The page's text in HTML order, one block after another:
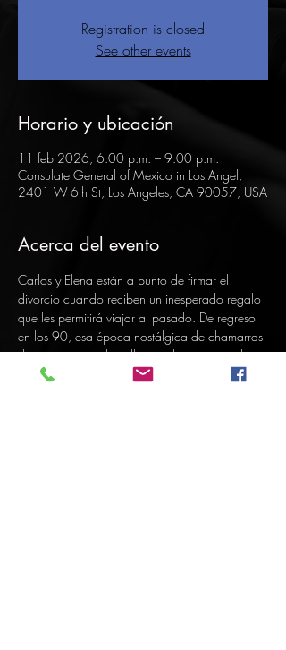
Registration is closed
See other events
Horario y ubicación
11 feb 2026, 6:00 p.m. – 9:00 p.m.
Consulate General of Mexico in Los Angel,
2401 W 6th St, Los Angeles, CA 90057, USA
Acerca del evento
Carlos y Elena están a punto de firmar el
divorcio cuando reciben un inesperado regalo
que les permitirá viajar al pasado. De regreso
en los 90, esa época nostálgica de chamarras
de cuero, peinados alborotados y pop-rock,
buscarán cambiar su destino.